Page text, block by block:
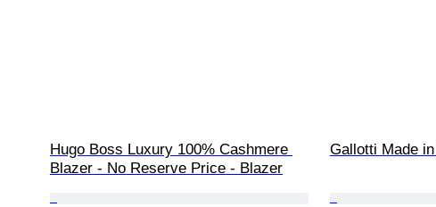
Hugo Boss Luxury 100% Cashmere
Blazer - No Reserve Price - Blazer
Gallotti Made